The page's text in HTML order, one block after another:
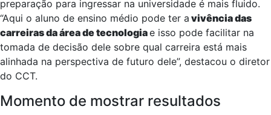
preparação para ingressar na universidade é mais fluido.
“Aqui o aluno de ensino médio pode ter a vivência das
carreiras da área de tecnologiae isso pode facilitar na
tomada de decisão dele sobre qual carreira está mais
alinhada na perspectiva de futuro dele”, destacou o diretor
do CCT.
Momento de mostrar resultados